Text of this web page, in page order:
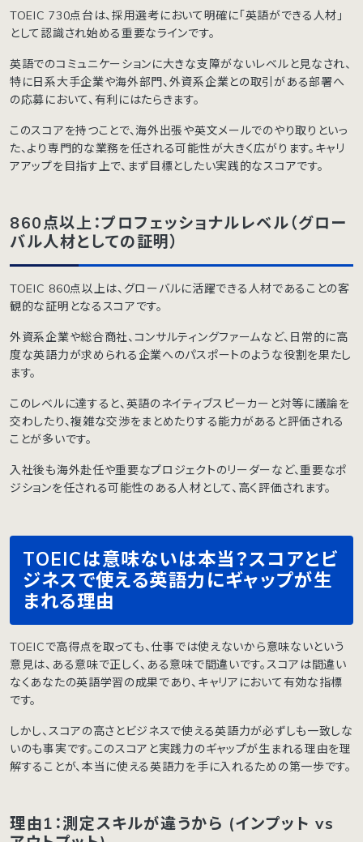
TOEIC 730点台は、採用選考において明確に「英語ができる人材」
として認識され始める重要なラインです。
英語でのコミュニケーションに大きな支障がないレベルと見なされ、
特に日系大手企業や海外部門、外資系企業との取引がある部署へ
の応募において、有利にはたらきます。
このスコアを持つことで、海外出張や英文メールでのやり取りといっ
た、より専門的な業務を任される可能性が大きく広がります。キャリ
アアップを目指す上で、まず目標としたい実践的なスコアです。
860点以上：プロフェッショナルレベル（グロー
バル人材としての証明）
TOEIC 860点以上は、グローバルに活躍できる人材であることの客
観的な証明となるスコアです。
外資系企業や総合商社、コンサルティングファームなど、日常的に高
度な英語力が求められる企業へのパスポートのような役割を果たし
ます。
このレベルに達すると、英語のネイティブスピーカーと対等に議論を
交わしたり、複雑な交渉をまとめたりする能力があると評価される
ことが多いです。
入社後も海外赴任や重要なプロジェクトのリーダーなど、重要なポ
ジションを任される可能性のある人材として、高く評価されます。
TOEICは意味ないは本当？スコアとビ
ジネスで使える英語力にギャップが生
まれる理由
TOEICで高得点を取っても、仕事では使えないから意味ないという
意見は、ある意味で正しく、ある意味で間違いです。スコアは間違い
なくあなたの英語学習の成果であり、キャリアにおいて有効な指標
です。
しかし、スコアの高さとビジネスで使える英語力が必ずしも一致しな
いのも事実です。このスコアと実践力のギャップが生まれる理由を理
解することが、本当に使える英語力を手に入れるための第一歩です。
理由1：測定スキルが違うから (インプット vs